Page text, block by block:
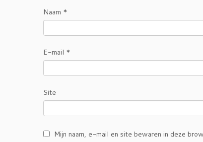
Naam *
E-mail *
Site
Mijn naam, e-mail en site bewaren in deze